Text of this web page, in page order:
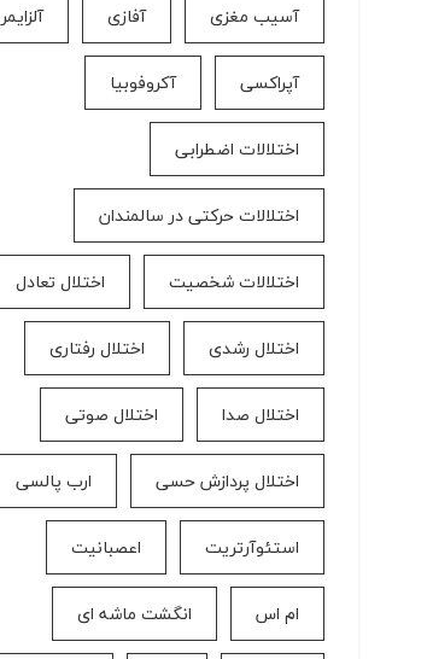
آسیب مغزی آفازی آلزایمر
آپراکسی آکروفوبیا
اختلالات اضطرابی
اختلالات حرکتی در سالمندان
اختلالات شخصیت اختلال تعادل
اختلال رشدی اختلال رفتاری
اختلال صدا اختلال صوتی
اختلال پردازش حسی ارب پالسی
استئوآرتریت اعصبانیت
ام اس انگشت ماشه ای